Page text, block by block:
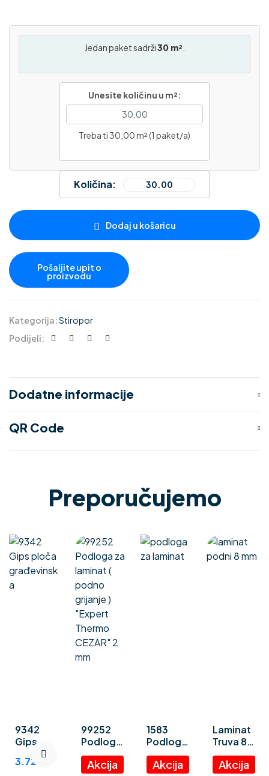
Jedan paket sadrži30 m²
Unesite količinu u m²:
Treba ti 30,00 m² (1 paket/a)
Količina:
Dodaj u košaricu
Kategorija:Stiropor
Podijeli:
Dodatne informacije
QR Code
Preporučujemo
9342
Gips
ploča
građevin
3.72 €
99252
Podloga
za
laminat (
1583
Podloga
za
laminat
Laminat
Truva 8
mm